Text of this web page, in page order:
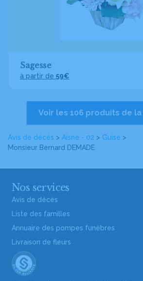
Avis de décès > Aisne - 02 > Guise >
Monsieur Bernard DEMADE
Sagesse
à partir de 59€
Voir les 106 produits de
Nos services
Avis de décès
Liste des familles
Annuaire des pompes funèbres
Livraison de fleurs